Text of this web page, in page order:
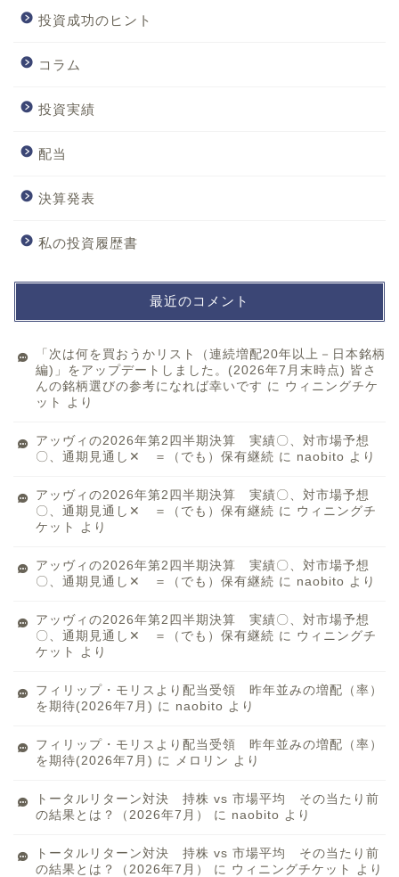
投資成功のヒント
コラム
投資実績
配当
決算発表
私の投資履歴書
最近のコメント
「次は何を買おうかリスト（連続増配20年以上－日本銘柄
編)」をアップデートしました。(2026年7月末時点) 皆さ
んの銘柄選びの参考になれば幸いです に ウィニングチケ
ット
より
アッヴィの2026年第2四半期決算 実績〇、対市場予想
〇、通期見通し✕ ＝（でも）保有継続 に naobito より
アッヴィの2026年第2四半期決算 実績〇、対市場予想
〇、通期見通し✕ ＝（でも）保有継続 に ウィニングチ
ケット
より
アッヴィの2026年第2四半期決算 実績〇、対市場予想
〇、通期見通し✕ ＝（でも）保有継続 に naobito より
アッヴィの2026年第2四半期決算 実績〇、対市場予想
〇、通期見通し✕ ＝（でも）保有継続 に ウィニングチ
ケット
より
フィリップ・モリスより配当受領 昨年並みの増配（率）
を期待(2026年7月) に naobito より
フィリップ・モリスより配当受領 昨年並みの増配（率）
を期待(2026年7月) に メロリン より
トータルリターン対決 持株 vs 市場平均 その当たり前
の結果とは？（2026年7月）
に naobito より
トータルリターン対決 持株 vs 市場平均 その当たり前
の結果とは？（2026年7月）
に ウィニングチケット より